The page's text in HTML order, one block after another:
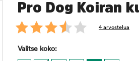
Pro Dog Koiran
4 arvostelua
Valitse koko: